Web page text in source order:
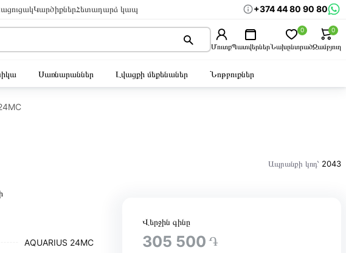
ԿարծիքներՀետադարձ կապ +374 44 80 90 80
ՄուտքՊատվերներՆախընտրած
0
Զամբյուղ
0
Սառնարաններ Լվացքի մեքենաներ Նոթբուքներ
Ապրանքի կոդ՝ 2043
AQUARIUS 24MC
Վերջին գինը
305 500 ֏